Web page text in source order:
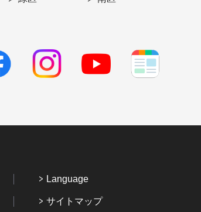
Language
サイトマップ